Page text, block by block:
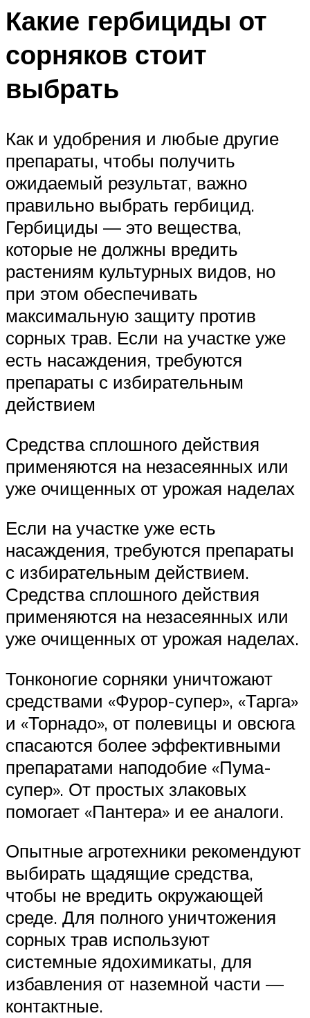
Какие гербициды от
сорняков стоит
выбрать
Как и удобрения и любые другие
препараты, чтобы получить
ожидаемый результат, важно
правильно выбрать гербицид.
Гербициды — это вещества,
которые не должны вредить
растениям культурных видов, но
при этом обеспечивать
максимальную защиту против
сорных трав. Если на участке уже
есть насаждения, требуются
препараты с избирательным
действием
Средства сплошного действия
применяются на незасеянных или
уже очищенных от урожая наделах
Если на участке уже есть
насаждения, требуются препараты
с избирательным действием.
Средства сплошного действия
применяются на незасеянных или
уже очищенных от урожая наделах.
Тонконогие сорняки уничтожают
средствами «Фурор-супер», «Тарга»
и «Торнадо», от полевицы и овсюга
спасаются более эффективными
препаратами наподобие «Пума-
супер». От простых злаковых
помогает «Пантера» и ее аналоги.
Опытные агротехники рекомендуют
выбирать щадящие средства,
чтобы не вредить окружающей
среде. Для полного уничтожения
сорных трав используют
системные ядохимикаты, для
избавления от наземной части —
контактные.